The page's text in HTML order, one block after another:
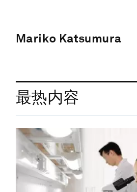
Mariko Katsumura
最热内容